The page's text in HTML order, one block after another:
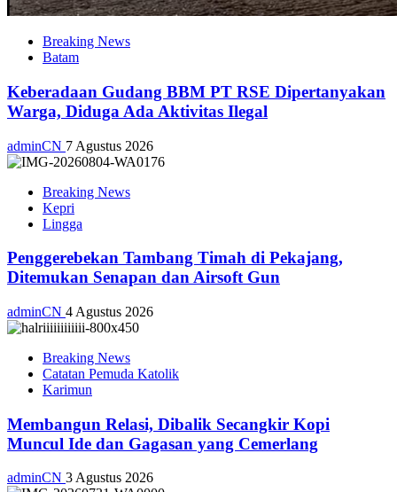
Breaking News
Batam
Keberadaan Gudang BBM PT RSE Dipertanyakan
Warga, Diduga Ada Aktivitas Ilegal
adminCN 7 Agustus 2026
Breaking News
Kepri
Lingga
Penggerebekan Tambang Timah di Pekajang,
Ditemukan Senapan dan Airsoft Gun
adminCN 4 Agustus 2026
Breaking News
Catatan Pemuda Katolik
Karimun
Membangun Relasi, Dibalik Secangkir Kopi
Muncul Ide dan Gagasan yang Cemerlang
adminCN 3 Agustus 2026